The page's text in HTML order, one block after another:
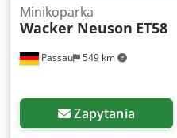
Passau 549 km
Minikoparka
Wacker Neuson ET58
Zapytania